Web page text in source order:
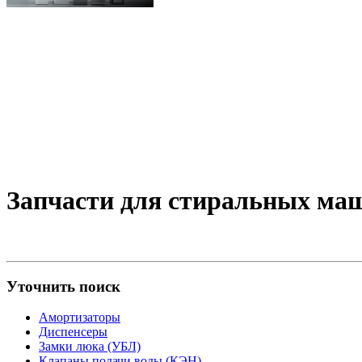
Запчасти для стиральных
Уточнить поиск
Амортизаторы
Диспенсеры
Замки люка (УБЛ)